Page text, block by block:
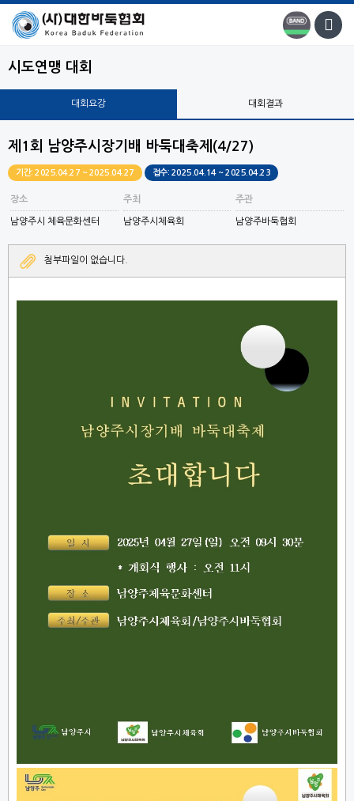
시도연맹 대회
대회요강 대회결과
제1회 남양주시장기배 바둑대축제(4/27)
기간: 2025.04.27 ~ 2025.04.27 접수: 2025.04.14 ~ 2025.04.23
장소
남양주시 체육문화센터
주최
남양주시체육회
주관
남양주바둑협회
첨부파일이 없습니다.